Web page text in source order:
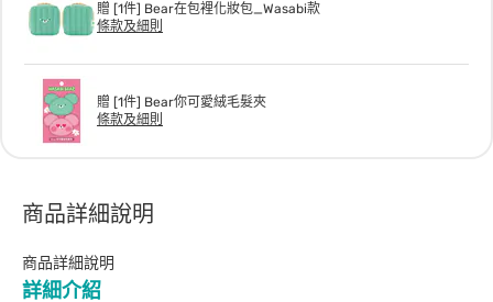
贈 [1件] Bear在包裡化妝包_Wasabi款
條款及細則
贈 [1件] Bear你可愛絨毛髮夾
條款及細則
商品詳細說明
商品詳細說明
詳細介紹